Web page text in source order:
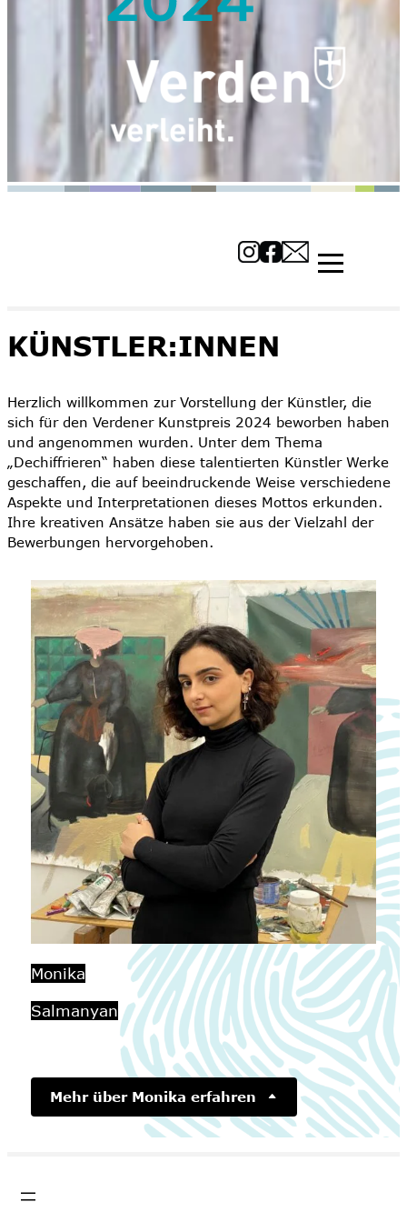
KÜNSTLER:INNEN
Herzlich willkommen zur Vorstellung der Künstler, die
sich für den Verdener Kunstpreis 2024 beworben haben
und angenommen wurden. Unter dem Thema
„Dechiffrieren“ haben diese talentierten Künstler Werke
geschaffen, die auf beeindruckende Weise verschiedene
Aspekte und Interpretationen dieses Mottos erkunden.
Ihre kreativen Ansätze haben sie aus der Vielzahl der
Bewerbungen hervorgehoben.
Monika
Salmanyan
Mehr über Monika erfahren